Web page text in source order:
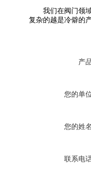
我们在阀门领域
复杂的越是冷僻的
产
您的单
您的姓
联系电